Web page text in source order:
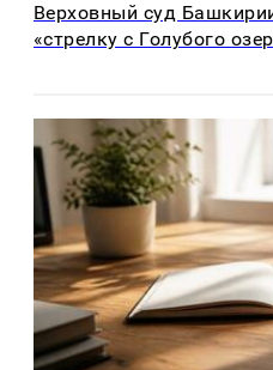
Верховный суд
«стрелку с Голубого